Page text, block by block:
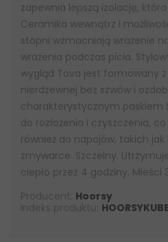
zapewnia lepszą izolację,
Ceramika wewnątrz i
stopni wzmacniają wrażenie
wrażenia podczas picia.
wygląd Tova jest formowany
nierdzewnej bez szwów i
charakterystycznym paskiem
do rozłożenia i czyszczenia,
również do napojów, takich
zmywarce. Szczelny.
ciepło przez 4 godziny. Mieści
Producent: Hoorsy
Indeks produktu: